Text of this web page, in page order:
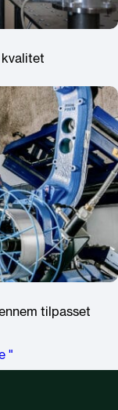
tilpasset
"